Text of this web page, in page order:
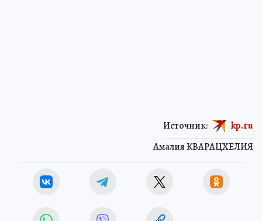
Амалия КВАРАЦХЕЛИЯ
Источник: kp.ru